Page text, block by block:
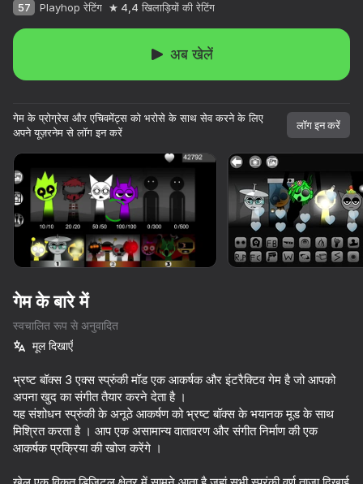
डिवाइस घुमाएँ
यह गेम केवल लैंडस्केप
ओरिएंटेशन का समर्थन करता है
प्ले
65
85
57 Playhop रेटिंग 4,4 खिलाड़ियों की रेटिंग
अब खेलें
गेम के प्रोग्रेस और एचिवमेंट्स को भरोसे के साथ सेव करने के लिए
अपने यूज़रनेम से लॉग इन करें
लॉग इन करें
गेम के बारे में
स्वचालित रूप से अनुवादित
मूल दिखाएँ
भ्रष्ट बॉक्स 3 एक्स स्प्रुंकी मॉड एक आकर्षक और इंटरैक्टिव गेम है जो आपको
अपना खुद का संगीत तैयार करने देता है ।
यह संशोधन स्प्रुंकी के अनूठे आकर्षण को भ्रष्ट बॉक्स के भयानक मूड के साथ
मिश्रित करता है । आप एक असामान्य वातावरण और संगीत निर्माण की एक
आकर्षक प्रक्रिया की खोज करेंगे ।